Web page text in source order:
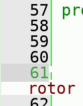
   57
   58
   59
   60
   61
rotor